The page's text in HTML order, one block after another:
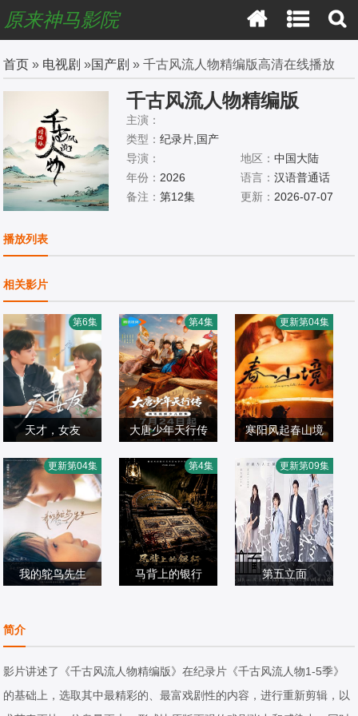
原来神马影院
首页 » 电视剧 »国产剧 » 千古风流人物精编版​高清在线播放
千古风流人物精编版​
主演：
类型：纪录片,国产
导演：
地区： 中国大陆
年份： 2026 语言： 汉语普通话
备注：第12集 更新： 2026-07-07
播放列表
相关影片
天才，女友
伟明,安沺,夏浩然
国产剧
2026/中国大陆
第6集
大唐少年天行传
夏沫,汪轩宇
国产剧
2026/中国大陆
第4集
寒阳风起春山境
宗旭,何家凯
国产剧
2026/台湾
更新第04集
我的鸵鸟先生
淇杰,苏晓彤,宋雨
霏,何洛洛,贾笑涵,
方晓东,陈冠甯,王
若衫,胡晓龙
国产剧
2026/中国大陆
更新第04集
马背上的银行
2026/中国大陆
第4集
第五立面
2026/中国大陆
更新第09集
简介
影片讲述了《千古风流人物精编版》在纪录片《千古风流人物1-5季》
的基础上，选取其中最精彩的、最富戏剧性的内容，进行重新剪辑，以